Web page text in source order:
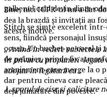
Bine, nici IGPR-ul nu a dat
dea la brazdă și invitații au
aceste motive.
„Având în vedere subiectele
în privat cu propuneri legate
adopta în legătură cu :
1. sporul de risc și solicitare
galbenul cald devin dintr-
Stitch se simte excelent
sens, fiindcă personajul
ocean. Un buchet pe coral și
de palmier, prinde fix
aranjament care merge la o
dar pentru cineva care
deja jumătate din poveste.